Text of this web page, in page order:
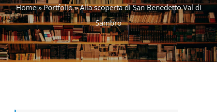
Home»Portfolio»Alla scoperta di San Benedetto Val di
Sambro